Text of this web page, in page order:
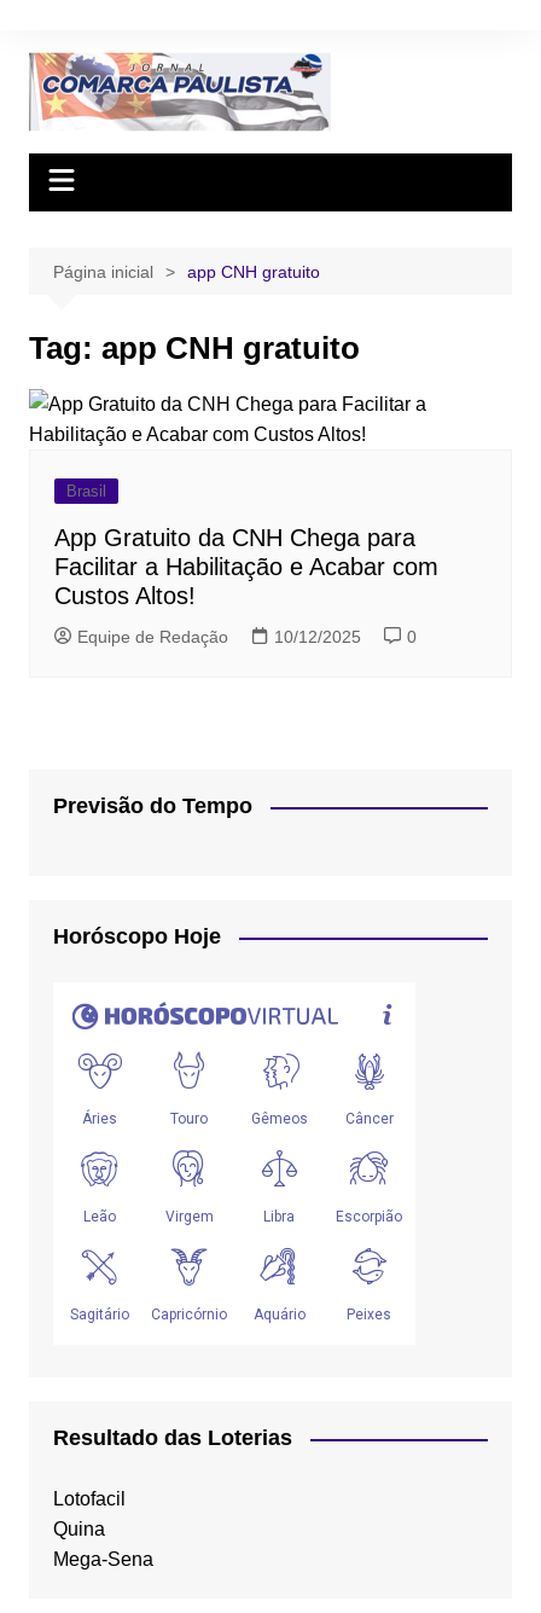
conteúdo
Página inicial app CNH gratuito
Tag: app CNH gratuito
Brasil
App Gratuito da CNH Chega para
Facilitar a Habilitação e Acabar com
Custos Altos!
Equipe de Redação 10/12/2025 0
Previsão do Tempo
Horóscopo Hoje
Resultado das Loterias
Lotofacil
Quina
Mega-Sena